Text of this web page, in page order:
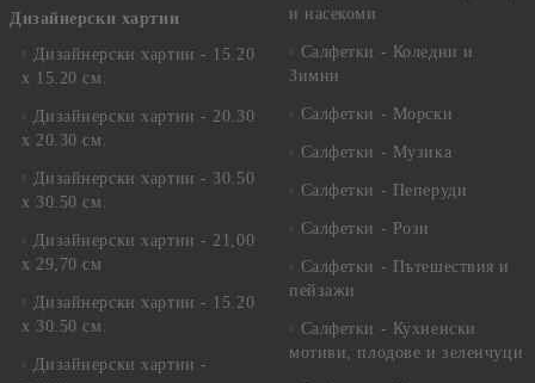
Дизайнерски хартии
Дизайнерски хартии - 15.20
х 15.20 см.
Дизайнерски хартии - 20.30
х 20.30 см.
Дизайнерски хартии - 30.50
х 30.50 см.
Дизайнерски хартии - 21,00
х 29,70 см
Дизайнерски хартии - 15.20
x 30.50 см.
Дизайнерски хартии -
и насекоми
Салфетки - Коледни и
Зимни
Салфетки - Морски
Салфетки - Музика
Салфетки - Пеперуди
Салфетки - Рози
Салфетки - Пътешествия и
пейзажи
Салфетки - Кухненски
мотиви, плодове и зеленчуци